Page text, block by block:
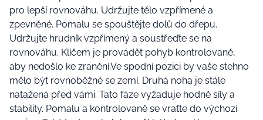
pro lepší rovnováhu. Udržujte tělo vzpřímené a
zpevněné. Pomalu se spouštějte dolů do dřepu.
Udržujte hrudník vzpřímený a soustřeďte se na
rovnováhu. Klíčem je provádět pohyb kontrolovaně,
aby nedošlo ke zranění.Ve spodní pozici by vaše stehno
mělo být rovnoběžné se zemí. Druhá noha je stále
natažená před vámi. Tato fáze vyžaduje hodně síly a
stability. Pomalu a kontrolovaně se vraťte do výchozí